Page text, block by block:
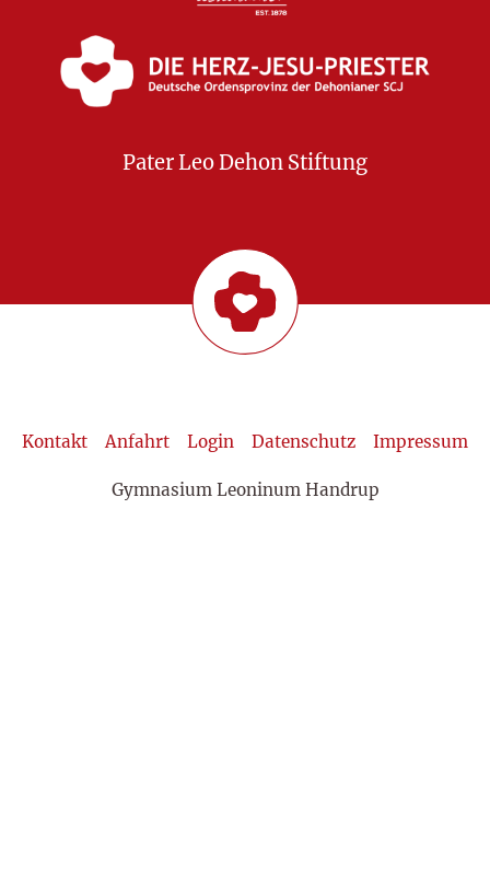
Pater Leo Dehon Stiftung
Kontakt Anfahrt Login Datenschutz Impressum
Gymnasium Leoninum Handrup